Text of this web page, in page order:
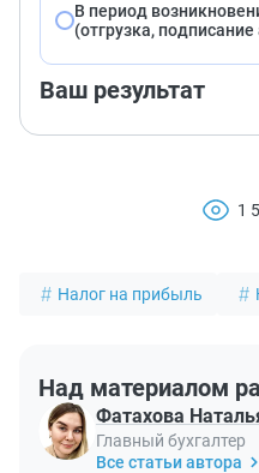
В период
(отгрузка, подписание
Ваш результат
1
Налог на прибыль
Над материалом
Фатахова
Главный бухгалтер
Все статьи автора